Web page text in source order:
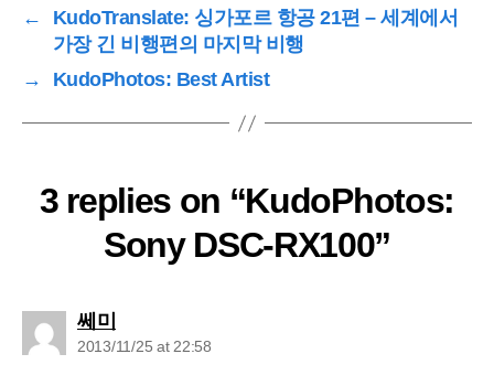
←
KudoTranslate: 싱가포르 항공 21편 – 세계에서
가장 긴 비행편의 마지막 비행
→
KudoPhotos: Best Artist
3 replies on “KudoPhotos:
Sony DSC-RX100”
쎄미
2013/11/25 at 22:58